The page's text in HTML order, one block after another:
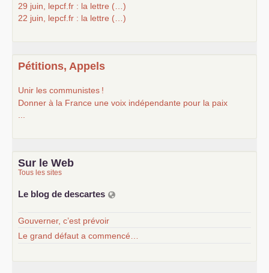
29 juin, lepcf.fr : la lettre (…)
22 juin, lepcf.fr : la lettre (…)
Pétitions, Appels
Unir les communistes !
Donner à la France une voix indépendante pour la paix
Sur le Web
Tous les sites
Le blog de descartes
Gouverner, c’est prévoir
Le grand défaut a commencé…